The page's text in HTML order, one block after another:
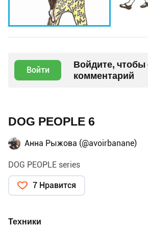
Войти
Войдите, чтобы
комментарий
DOG PEOPLE 6
Анна Рыжова (@avoirbanane)
DOG PEOPLE series
7 Нравится
Техники